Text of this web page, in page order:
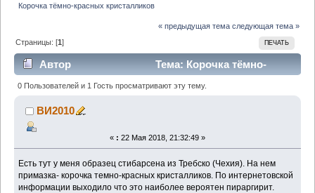
Корочка тёмно-красных кристалликов
« предыдущая тема следующая тема »
ПЕЧАТЬ
Страницы: [1]
Автор
Тема: Корочка тёмно-
красных кристалликов (Прочитано 2544 раз)
0 Пользователей и 1 Гость просматривают эту тему.
ВИ2010
« : 22 Мая 2018, 21:32:49 »
Есть тут у меня образец стибарсена из Требско (Чехия). На нем
примазка- корочка темно-красных кристалликов. По интернетовской
информации выходило что это наиболее вероятен пираргирит.